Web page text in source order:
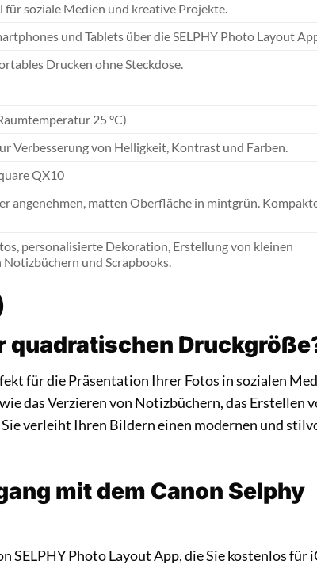
für soziale Medien und kreative Projekte.
und Tablets über die SELPHY Photo Layout
Drucken ohne Steckdose.
25 °C)
Verbesserung von Helligkeit, Kontrast und Farben.
QX10
angenehmen, matten Oberfläche in mintgrün.
personalisierte Dekoration, Erstellung von kleinen
und Scrapbooks.
quadratischen
für die Präsentation Ihrer Fotos in sozialen
das Verzieren von Notizbüchern, das Erstellen
verleiht Ihren Bildern einen modernen und
mit dem Canon Selphy
SELPHY Photo Layout App, die Sie kostenlos für